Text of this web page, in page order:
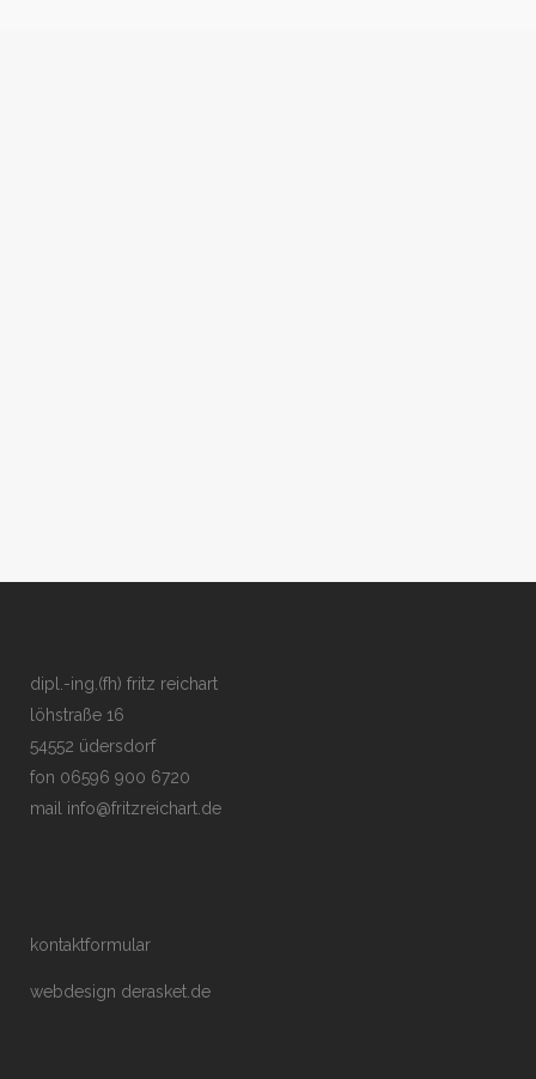
dipl.-ing.(fh) fritz reichart
löhstraße 16
54552 üdersdorf
fon 06596 900 6720
mail info@fritzreichart.de
kontaktformular
webdesign derasket.de